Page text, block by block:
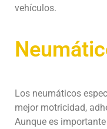
vehículos.
Los neumáticos
mejor motricidad,
Aunque es